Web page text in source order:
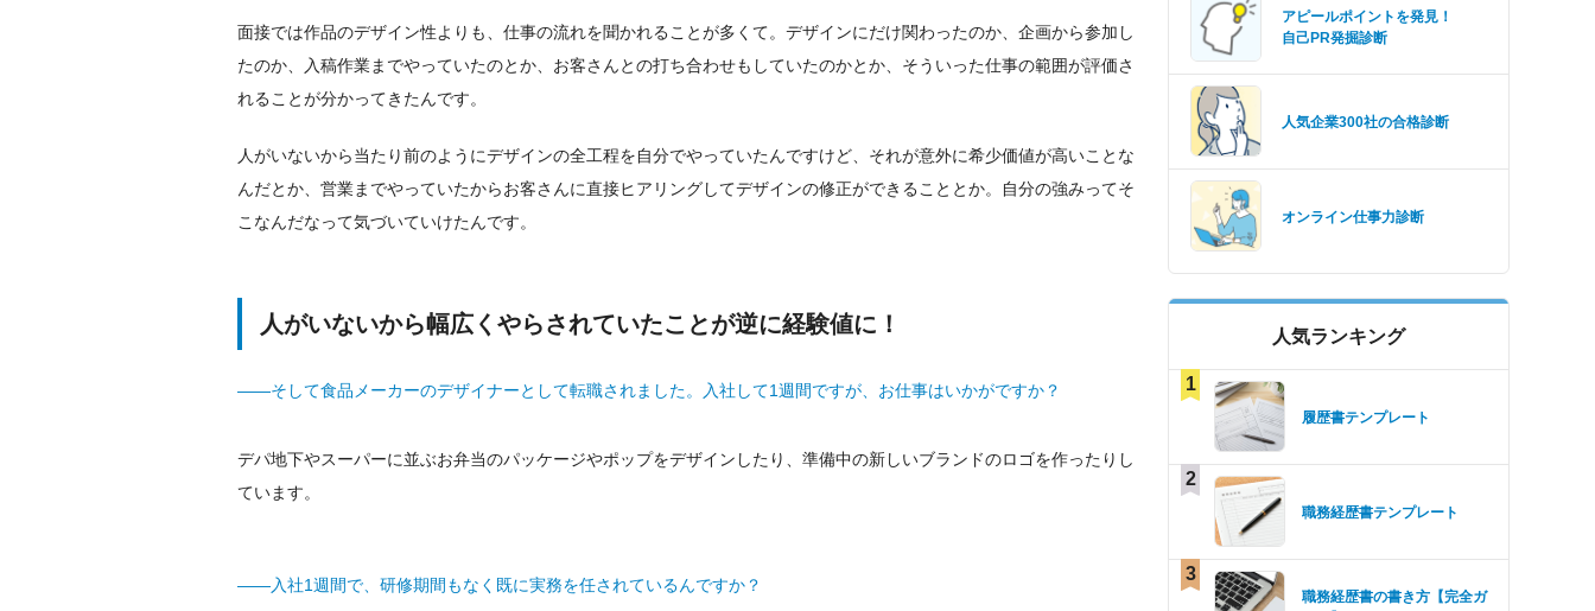
面接では作品のデザイン性よりも、仕事の流れを聞かれることが多くて。デザインにだけ関わったのか、企画から参加し
たのか、入稿作業までやっていたのとか、お客さんとの打ち合わせもしていたのかとか、そういった仕事の範囲が評価さ
れることが分かってきたんです。
人がいないから当たり前のようにデザインの全工程を自分でやっていたんですけど、それが意外に希少価値が高いことな
んだとか、営業までやっていたからお客さんに直接ヒアリングしてデザインの修正ができることとか。自分の強みってそ
こなんだなって気づいていけたんです。
人がいないから幅広くやらされていたことが逆に経験値に！
——そして食品メーカーのデザイナーとして転職されました。入社して1週間ですが、お仕事はいかがですか？
デパ地下やスーパーに並ぶお弁当のパッケージやポップをデザインしたり、準備中の新しいブランドのロゴを作ったりし
ています。
——入社1週間で、研修期間もなく既に実務を任されているんですか？
アピールポイントを発見！
自己PR発掘診断
人気企業300社の合格診断
オンライン仕事力診断
人気ランキング
1
履歴書テンプレート
2
職務経歴書テンプレート
3
職務経歴書の書き方【完全ガ